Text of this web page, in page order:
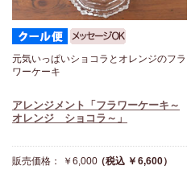
元気いっぱいショコラとオレンジのフラ
ワーケーキ
アレンジメント「フラワーケーキ～
オレンジ ショコラ～」
販売価格： ￥6,000（税込 ￥6,600）